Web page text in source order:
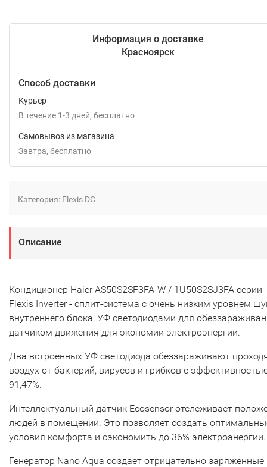
Информация о доставке
Красноярск
Способ доставки
Курьер
В течение 1-3 дней Бесплатно
Самовывоз из магазина
Завтра
Бесплатно
Категория: Flexis DC
Описание
Кондиционер Haier AS50S2SF3FA-W / 1U50S2SJ3FA серии
Flexis Inverter - сплит-система с очень низким уровнем
внутреннего блока, УФ светодиодами для
датчиком движения для экономии электроэнергии.
Два встроенных УФ светодиода обеззараживают
воздух от бактерий, вирусов и грибков с
91,47%.
Интеллектуальный датчик Ecosensor отслеживает
людей в помещении. Это позволяет создать
условия комфорта и сэкономить до 36% электроэнергии.
Генератор Nano Aqua создает отрицательно заряженные